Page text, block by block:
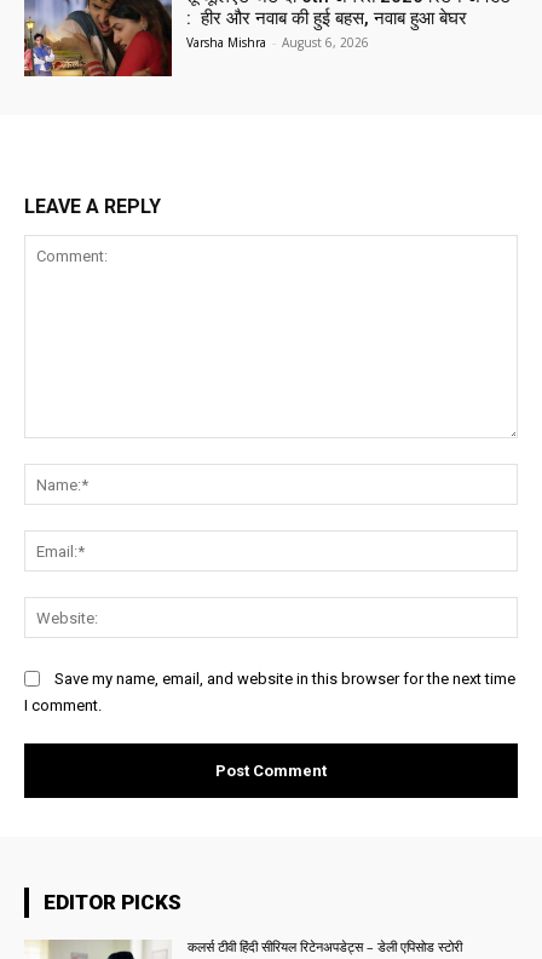
: हीर और नवाब की हुई बहस, नवाब हुआ बेघर
Varsha Mishra - August 6, 2026
LEAVE A REPLY
Save my name, email, and website in this browser for the next time
I comment.
EDITOR PICKS
कलर्स टीवी हिंदी सीरियल रिटेनअपडेट्स – डेली एपिसोड स्टोरी